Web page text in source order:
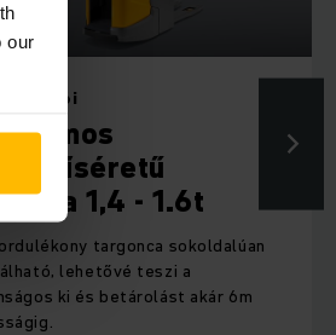
our
214i/ 216i
1,4 - 1.6t
targonca sokoldalúan
lehetővé teszi a
ki és betárolást akár 6m